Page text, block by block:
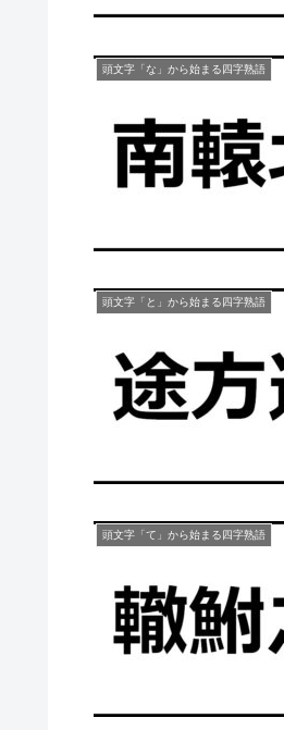
頭文字「な」から始まる四字熟語
頭文字「と」から始まる四字熟語
頭文字「て」から始まる四字熟語